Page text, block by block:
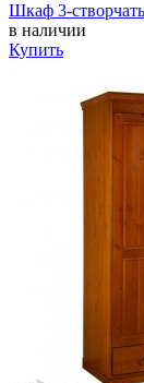
Шкаф 3-
в наличии
Купить